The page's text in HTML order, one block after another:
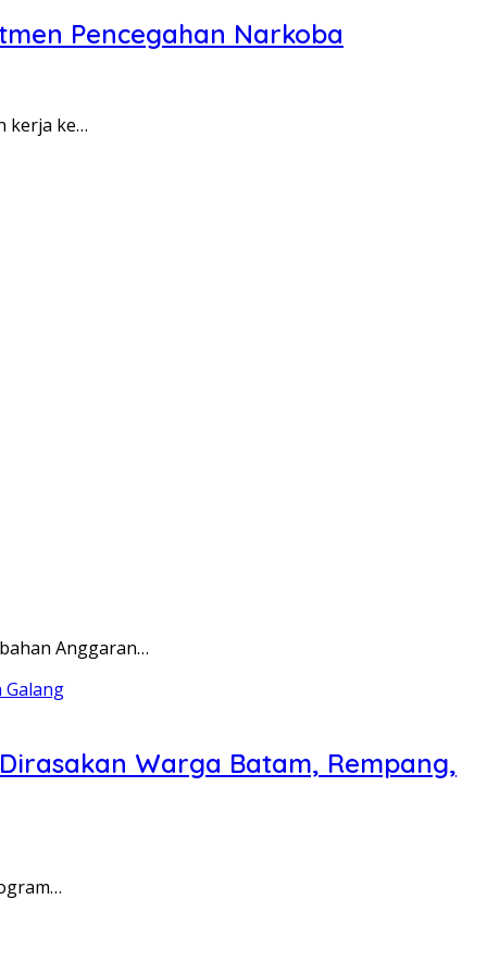
Pencegahan Narkoba
kerja ke…
Anggaran…
Warga Batam, Rempang,